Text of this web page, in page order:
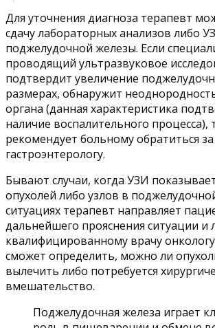
Для уточнения диагноза терапевт
сдачу лабораторных анализов либо
поджелудочной железы. Если
проводящий ультразвуковое
подтвердит увеличение
размерах, обнаружит
органа (данная характеристика
наличие воспалительного процесса),
рекомендует больному обратиться
гастроэнтерологу.
Бывают случаи, когда УЗИ
опухолей либо узлов в
ситуациях терапевт направляет
дальнейшего прояснения ситуации и
квалифицированному врачу
сможет определить, можно ли
вылечить либо потребуется
вмешательство.
Поджелудочная железа играет